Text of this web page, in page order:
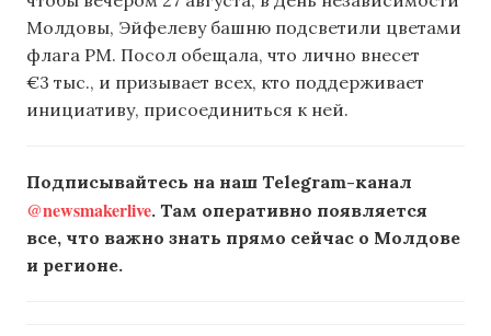
Молдовы, Эйфелеву башню подсветили цветами
флага РМ. Посол обещала, что лично внесет
€3 тыс., и призывает всех, кто поддерживает
инициативу, присоединиться к ней.
Подписывайтесь на наш Telegram-канал
@newsmakerlive. Там оперативно появляется
все, что важно знать прямо сейчас о Молдове
и регионе.